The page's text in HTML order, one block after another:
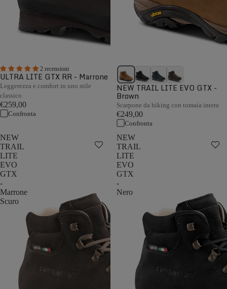
2 recensioni
ULTRA LITE GTX RR - Marrone
Leggerezza e comfort in uno stile
classico
€259,00
Confronta
NEW TRAIL LITE EVO GTX -
Brown
Scarpone da hiking con tomaia intera
€249,00
Confronta
NEW
TRAIL
LITE
EVO
GTX
-
Marrone
Scuro
NEW
TRAIL
LITE
EVO
GTX
-
Nero